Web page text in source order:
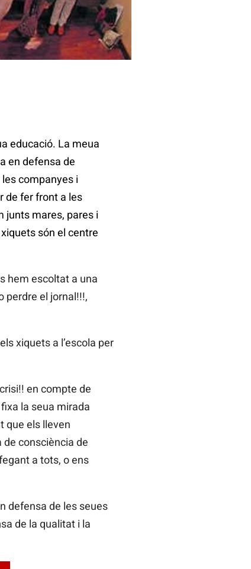
educació. La meua
en defensa de
companyes i
de fer front a les
junts mares, pares i
són el centre
hem escoltat a una
perdre el jornal!!!,
xiquets a l’escola per
en compte de
la seua mirada
que els lleven
consciència de
a tots, o ens
defensa de les seues
de la qualitat i la